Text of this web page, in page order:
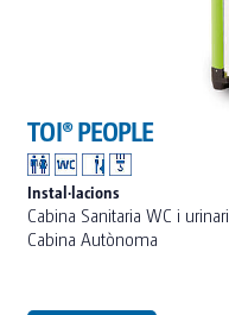
TOI® PEOPLE
Instal·lacions
Cabina Sanitaria WC i urinari
Cabina Autònoma